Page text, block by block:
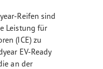
Reifen sind
Leistung für
(ICE) zu
EV-Ready
an der